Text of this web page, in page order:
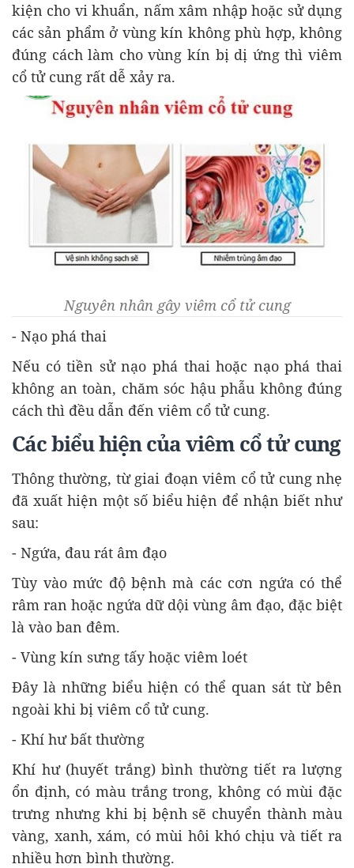
kiện cho vi khuẩn, nấm xâm nhập hoặc sử dụng
các sản phẩm ở vùng kín không phù hợp, không
đúng cách làm cho vùng kín bị dị ứng thì viêm
cổ tử cung rất dễ xảy ra.
Nguyên nhân gây viêm cổ tử cung
- Nạo phá thai
Nếu có tiền sử nạo phá thai hoặc nạo phá thai
không an toàn, chăm sóc hậu phẫu không đúng
cách thì đều dẫn đến viêm cổ tử cung.
Các biểu hiện của viêm cổ tử cung
Thông thường, từ giai đoạn viêm cổ tử cung nhẹ
đã xuất hiện một số biểu hiện để nhận biết như
sau:
- Ngứa, đau rát âm đạo
Tùy vào mức độ bệnh mà các cơn ngứa có thể
râm ran hoặc ngứa dữ dội vùng âm đạo, đặc biệt
là vào ban đêm.
- Vùng kín sưng tấy hoặc viêm loét
Đây là những biểu hiện có thể quan sát từ bên
ngoài khi bị viêm cổ tử cung.
- Khí hư bất thường
Khí hư (huyết trắng) bình thường tiết ra lượng
ổn định, có màu trắng trong, không có mùi đặc
trưng nhưng khi bị bệnh sẽ chuyển thành màu
vàng, xanh, xám, có mùi hôi khó chịu và tiết ra
nhiều hơn bình thường.